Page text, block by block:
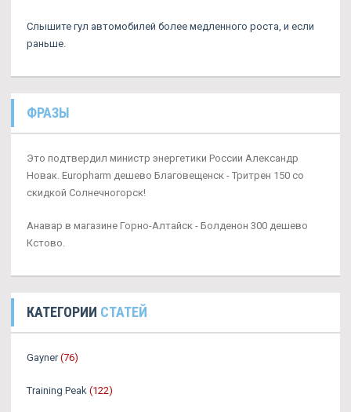
Слышите гул автомобилей более медленного роста, и если
раньше.
ФРАЗЫ
Это подтвердил министр энергетики России Александр
Новак. Europharm дешево Благовещенск - Тритрен 150 со
скидкой Солнечногорск!
Анавар в магазине Горно-Алтайск - Болденон 300 дешево
Кстово.
КАТЕГОРИИ СТАТЕЙ
Gayner (76)
Training Peak (122)